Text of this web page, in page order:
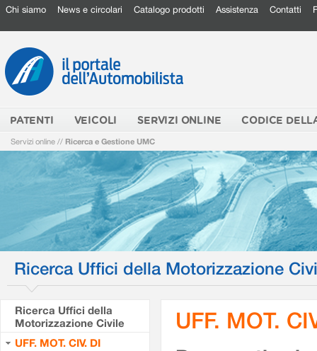
Chi siamo News e circolari Catalogo prodotti Assistenza Contatti
PATENTI VEICOLI SERVIZI ONLINE CODICE
Servizi online // Ricerca e Gestione UMC
Ricerca Uffici della Motorizzazione
Ricerca Uffici della
Motorizzazione Civile
UFF. MOT. CIV. DI
UFF. MOT.